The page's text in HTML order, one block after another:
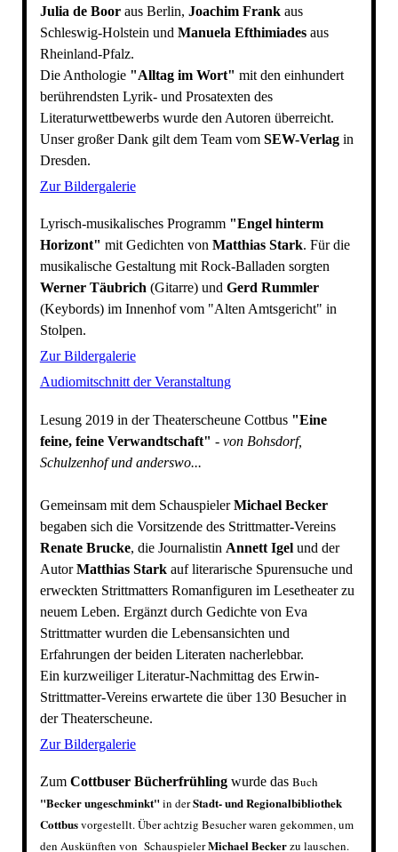
Julia de Booraus Berlin, Joachim Frankaus
Schleswig-Holstein und Manuela Efthimiadesaus
Rheinland-Pfalz.
Die Anthologie "Alltag im Wort" mit den einhundert
berührendsten Lyrik- und Prosatexten des
Literaturwettbewerbs wurde den Autoren überreicht.
Unser großer Dank gilt dem Team vom SEW-Verlagin
Dresden.
Zur Bildergalerie
Lyrisch-musikalisches Programm "Engel hinterm
Horizont" mit Gedichten von Matthias Stark. Für die
musikalische Gestaltung mit Rock-Balladen sorgten
Werner Täubrich (Gitarre) und Gerd Rummler
(Keybords) im Innenhof vom "Alten Amtsgericht" in
Stolpen.
Zur Bildergalerie
Audiomitschnitt der Veranstaltung
Lesung 2019 in der Theaterscheune Cottbus "Eine
feine, feine Verwandtschaft" - von Bohsdorf,
Schulzenhof und anderswo...
Gemeinsam mit dem SchauspielerMichael Becker
begaben sich die Vorsitzende des Strittmatter-Vereins
Renate Brucke, die Journalistin Annett Igelund der
AutorMatthias Starkauf literarische Spurensuche und
erweckten Strittmatters Romanfiguren im Lesetheater zu
neuem Leben. Ergänzt durch Gedichte von Eva
Strittmatter wurden die Lebensansichten und
Erfahrungen der beiden Literaten nacherlebbar.
Ein kurzweiliger Literatur-Nachmittag des Erwin-
Strittmatter-Vereins erwartete die über 130 Besucher in
der Theaterscheune.
Zur Bildergalerie
Zum Cottbuser Bücherfrühlingwurde das Buch
"Becker ungeschminkt" in derStadt- und Regionalbibliothek
Cottbusvorgestellt. Über achtzig Besucher waren gekommen, um
den Auskünften von SchauspielerMichael Beckerzu lauschen.